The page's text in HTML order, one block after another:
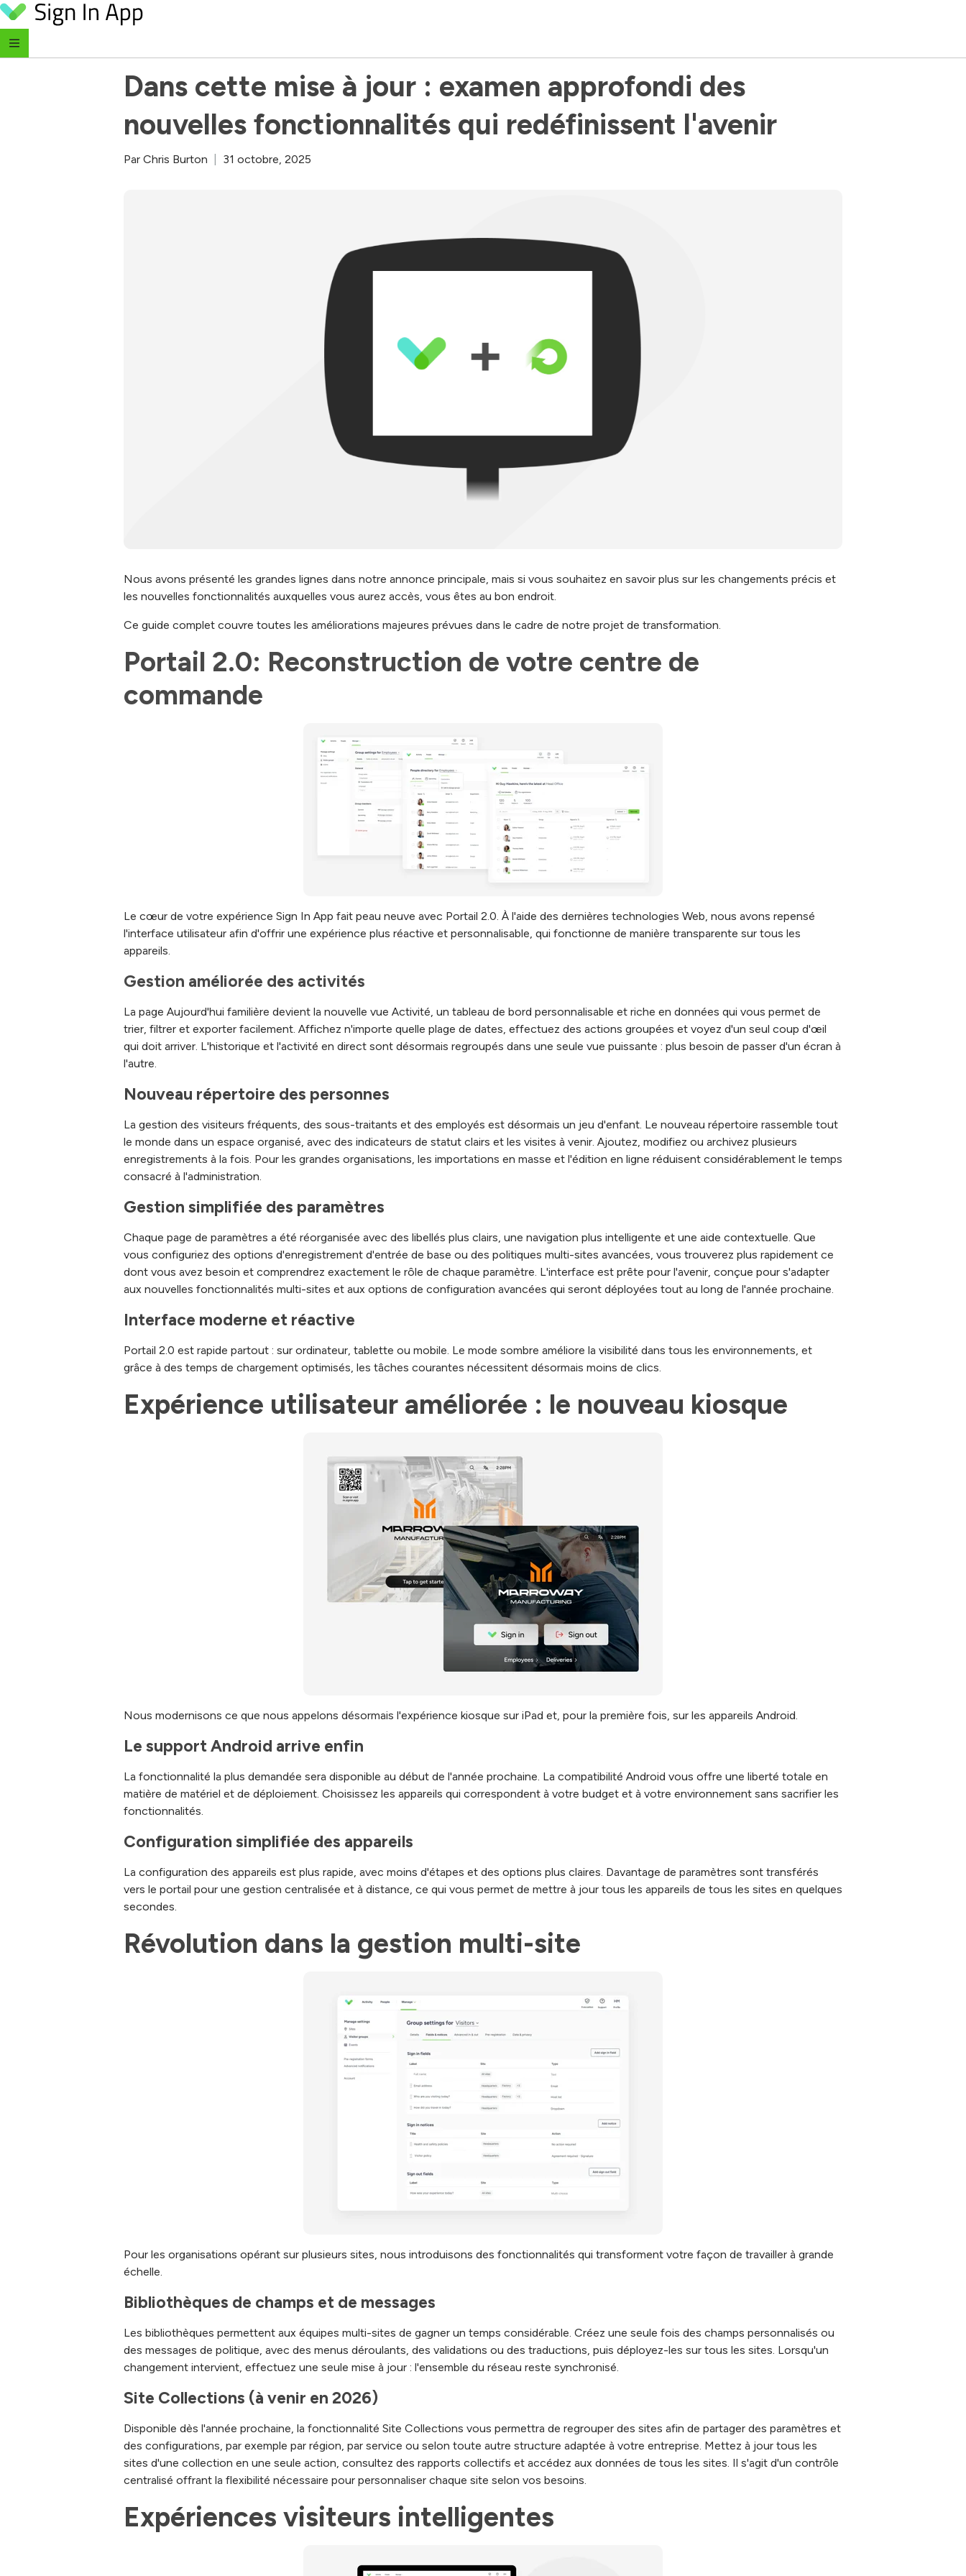
Skip to content
Dans cette mise à jour : examen approfondi des
nouvelles fonctionnalités qui redéfinissent l'avenir
Par Chris Burton 31 octobre, 2025
Nous avons présenté les grandes lignes dans notre annonce principale, mais si vous souhaitez en savoir plus sur les changements précis et
les nouvelles fonctionnalités auxquelles vous aurez accès, vous êtes au bon endroit.
Ce guide complet couvre toutes les améliorations majeures prévues dans le cadre de notre projet de transformation.
Portail 2.0: Reconstruction de votre centre de
commande
Le cœur de votre expérience Sign In App fait peau neuve avec Portail 2.0. À l'aide des dernières technologies Web, nous avons repensé
l'interface utilisateur afin d'offrir une expérience plus réactive et personnalisable, qui fonctionne de manière transparente sur tous les
appareils.
Gestion améliorée des activités
La page Aujourd'hui familière devient la nouvelle vue Activité, un tableau de bord personnalisable et riche en données qui vous permet de
trier, filtrer et exporter facilement. Affichez n'importe quelle plage de dates, effectuez des actions groupées et voyez d'un seul coup d'œil
qui doit arriver. L'historique et l'activité en direct sont désormais regroupés dans une seule vue puissante : plus besoin de passer d'un écran à
l'autre.
Nouveau répertoire des personnes
La gestion des visiteurs fréquents, des sous-traitants et des employés est désormais un jeu d'enfant. Le nouveau répertoire rassemble tout
le monde dans un espace organisé, avec des indicateurs de statut clairs et les visites à venir. Ajoutez, modifiez ou archivez plusieurs
enregistrements à la fois. Pour les grandes organisations, les importations en masse et l'édition en ligne réduisent considérablement le temps
consacré à l'administration.
Gestion simplifiée des paramètres
Chaque page de paramètres a été réorganisée avec des libellés plus clairs, une navigation plus intelligente et une aide contextuelle. Que
vous configuriez des options d'enregistrement d'entrée de base ou des politiques multi-sites avancées, vous trouverez plus rapidement ce
dont vous avez besoin et comprendrez exactement le rôle de chaque paramètre. L'interface est prête pour l'avenir, conçue pour s'adapter
aux nouvelles fonctionnalités multi-sites et aux options de configuration avancées qui seront déployées tout au long de l'année prochaine.
Interface moderne et réactive
Portail 2.0 est rapide partout : sur ordinateur, tablette ou mobile. Le mode sombre améliore la visibilité dans tous les environnements, et
grâce à des temps de chargement optimisés, les tâches courantes nécessitent désormais moins de clics.
Expérience utilisateur améliorée : le nouveau kiosque
Nous modernisons ce que nous appelons désormais l'expérience kiosque sur iPad et, pour la première fois, sur les appareils Android.
Le support Android arrive enfin
La fonctionnalité la plus demandée sera disponible au début de l'année prochaine. La compatibilité Android vous offre une liberté totale en
matière de matériel et de déploiement. Choisissez les appareils qui correspondent à votre budget et à votre environnement sans sacrifier les
fonctionnalités.
Configuration simplifiée des appareils
La configuration des appareils est plus rapide, avec moins d'étapes et des options plus claires. Davantage de paramètres sont transférés
vers le portail pour une gestion centralisée et à distance, ce qui vous permet de mettre à jour tous les appareils de tous les sites en quelques
secondes.
Révolution dans la gestion multi-site
Pour les organisations opérant sur plusieurs sites, nous introduisons des fonctionnalités qui transforment votre façon de travailler à grande
échelle.
Bibliothèques de champs et de messages
Les bibliothèques permettent aux équipes multi-sites de gagner un temps considérable. Créez une seule fois des champs personnalisés ou
des messages de politique, avec des menus déroulants, des validations ou des traductions, puis déployez-les sur tous les sites. Lorsqu'un
changement intervient, effectuez une seule mise à jour : l'ensemble du réseau reste synchronisé.
Site Collections (à venir en 2026)
Disponible dès l'année prochaine, la fonctionnalité Site Collections vous permettra de regrouper des sites afin de partager des paramètres et
des configurations, par exemple par région, par service ou selon toute autre structure adaptée à votre entreprise. Mettez à jour tous les
sites d'une collection en une seule action, consultez des rapports collectifs et accédez aux données de tous les sites. Il s'agit d'un contrôle
centralisé offrant la flexibilité nécessaire pour personnaliser chaque site selon vos besoins.
Expériences visiteurs intelligentes